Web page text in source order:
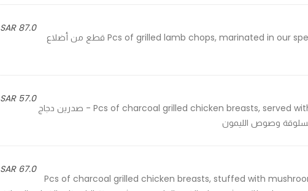
87.0 SAR
5 Pcs of grilled lamb chops, marinated in our special sauce & served with sweet potatoes - 5 قطع من أضلاع
57.0 SAR
2 Pcs of charcoal grilled chicken breasts, served with sauteed vegetables & lemon butter sauce - صدرين دجاج
وصوص الليمون
67.0 SAR
2 Pcs of charcoal grilled chicken breasts, stuffed with